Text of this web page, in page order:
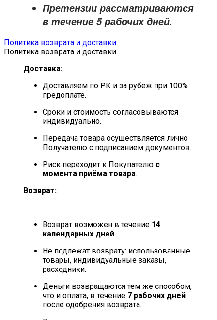
Претензии рассматриваются
в течение 5 рабочих дней.
Политика возврата и доставки
Политика возврата и доставки
Доставка:
Доставляем по РК и за рубеж при 100%
предоплате.
Сроки и стоимость согласовываются
индивидуально.
Передача товара осуществляется лично
Получателю с подписанием документов.
Риск переходит к Покупателю с
момента приёма товара.
Возврат:
Возврат возможен в течение 14
календарных дней.
Не подлежат возврату: использованные
товары, индивидуальные заказы,
расходники.
Деньги возвращаются тем же способом,
что и оплата, в течение 7 рабочих дней
после одобрения возврата.